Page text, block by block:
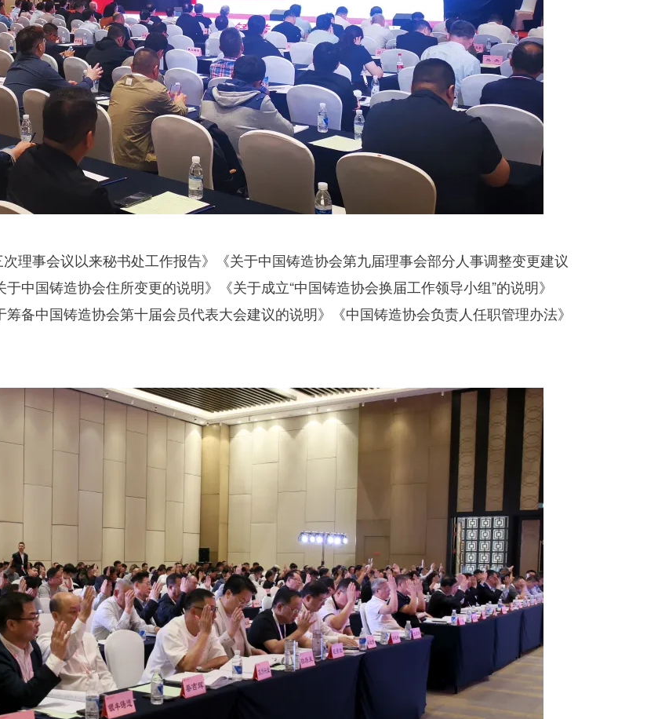
事会议以来秘书处工作报告》《关于中国铸造协会第九届理事会部分人事调整变更建议
中国铸造协会住所变更的说明》《关于成立“中国铸造协会换届工作领导小组”的说明》
备中国铸造协会第十届会员代表大会建议的说明》《中国铸造协会负责人任职管理办法》